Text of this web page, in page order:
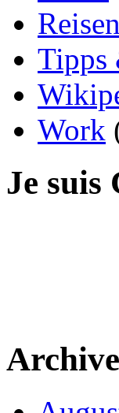
Reisen
Tipps
Work
Je suis
Archive